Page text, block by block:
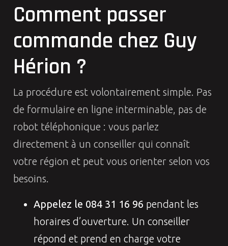
Comment passer
commande chez Guy
Hérion ?
La procédure est volontairement simple. Pas
de formulaire en ligne interminable, pas de
robot téléphonique : vous parlez
directement à un conseiller qui connaît
votre région et peut vous orienter selon vos
besoins.
Appelez le 084 31 16 96 pendant les
horaires d’ouverture. Un conseiller
répond et prend en charge votre